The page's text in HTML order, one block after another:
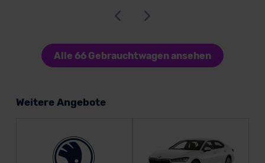
Alle 66 Gebrauchtwagen ansehen
Weitere Angebote